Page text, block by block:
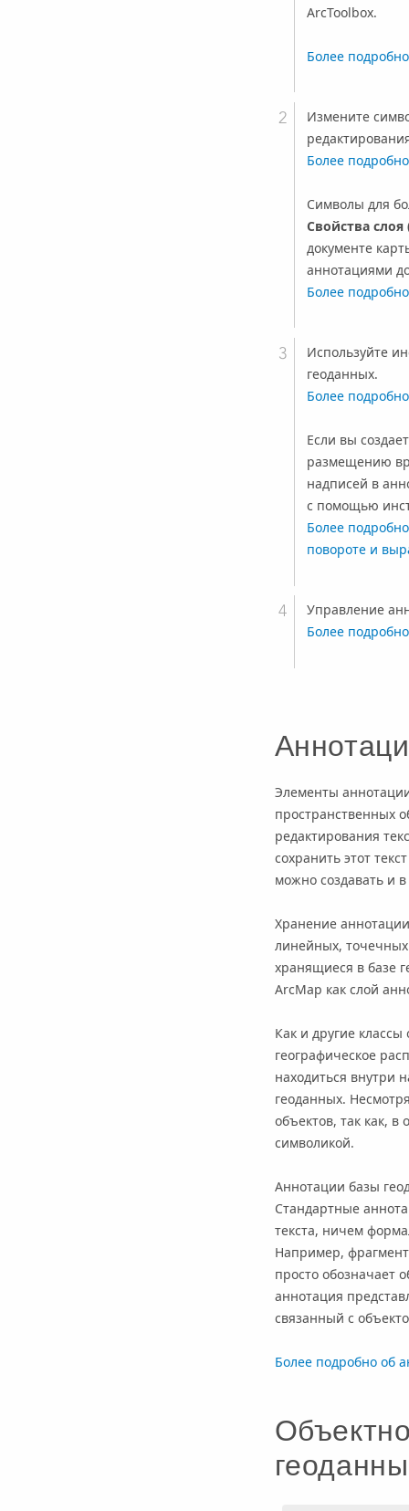
ArcToolbox.
Более
Измените
Более
Символы для
Свойства
документе
аннотациями
Более
Используйте
геоданных.
Более
Если вы
размещению
надписей в
с помощью
Более
повороте и
Управление
Более
Элементы
пространственных
редактирования
сохранить этот
можно создавать и
Хранение
линейных,
хранящиеся в базе
ArcMap как слой
Как и другие
географическое
находиться внутри
геоданных.
объектов, так как,
символикой.
Аннотации базы
Стандартные
текста, ничем
Например,
просто обозначает
аннотация
связанный с
Более подробно об